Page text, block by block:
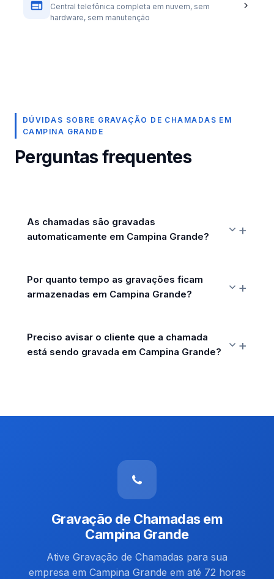
Central telefônica completa em nuvem, sem
hardware, sem manutenção
DÚVIDAS SOBRE GRAVAÇÃO DE CHAMADAS EM
CAMPINA GRANDE
Perguntas frequentes
As chamadas são gravadas
automaticamente em Campina Grande?
Por quanto tempo as gravações ficam
armazenadas em Campina Grande?
Preciso avisar o cliente que a chamada
está sendo gravada em Campina Grande?
Gravação de Chamadas em
Campina Grande
Ative Gravação de Chamadas para sua
empresa em Campina Grande em até 72 horas